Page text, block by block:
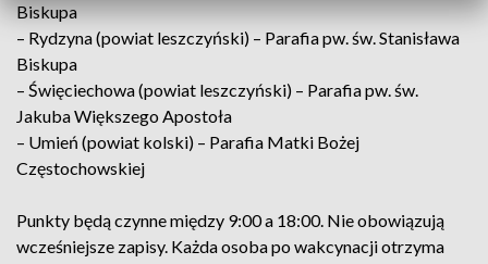
Biskupa
– Rydzyna (powiat leszczyński) – Parafia pw. św. Stanisława
Biskupa
– Święciechowa (powiat leszczyński) – Parafia pw. św.
Jakuba Większego Apostoła
– Umień (powiat kolski) – Parafia Matki Bożej
Częstochowskiej
Punkty będą czynne między 9:00 a 18:00. Nie obowiązują
wcześniejsze zapisy. Każda osoba po wakcynacji otrzyma